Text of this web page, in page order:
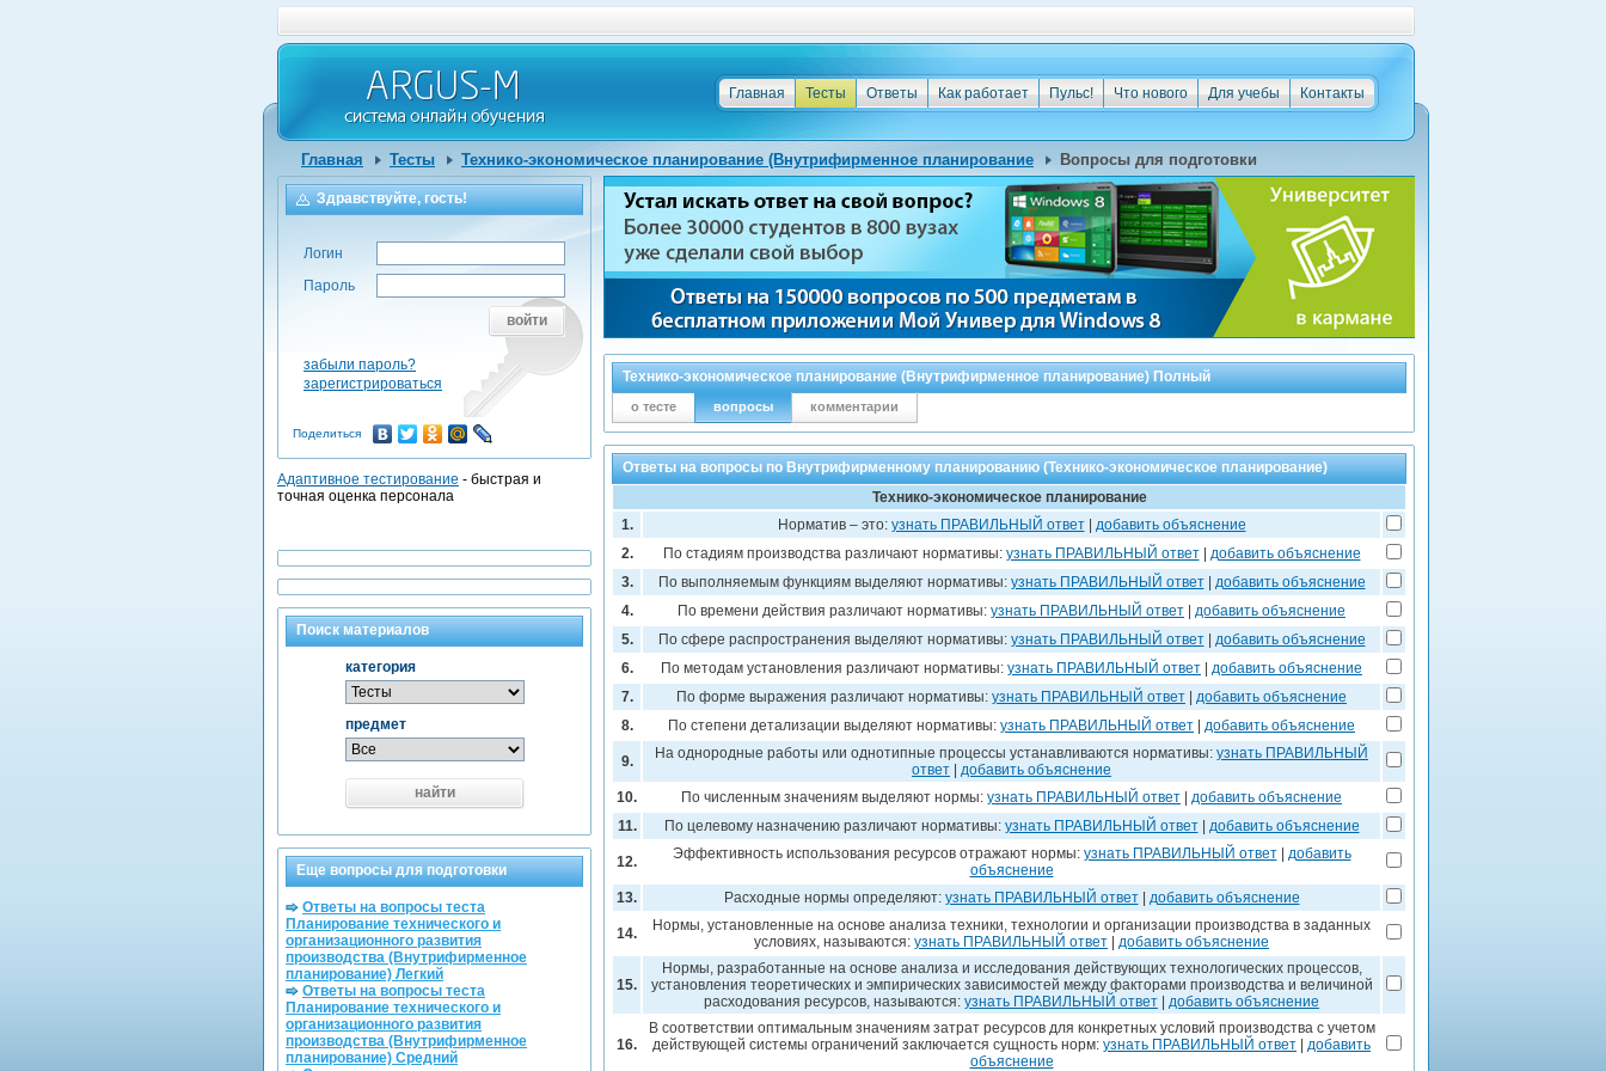
Контакты
Для учебы
Что нового
Пульс!
Как работает
Ответы
Тесты
Главная
Главная Тесты Технико-экономическое планирование (Внутрифирменное планирование Вопросы для подготовки
Технико-экономическое планирование (Внутрифирменное планирование) Полный
о тесте вопросы комментарии
Ответы на вопросы по Внутрифирменному планированию (Технико-экономическое планирование)
Технико-экономическое планирование
1.
Норматив – это: узнать ПРАВИЛЬНЫЙ ответ| добавить объяснение
2.
По стадиям производства различают нормативы: узнать ПРАВИЛЬНЫЙ ответ| добавить объяснение
3.
По выполняемым функциям выделяют нормативы: узнать ПРАВИЛЬНЫЙ ответ| добавить объяснение
4.
По времени действия различают нормативы: узнать ПРАВИЛЬНЫЙ ответ
добавить объяснение
5.
По сфере распространения выделяют нормативы: узнать ПРАВИЛЬНЫЙ ответ| добавить объяснение
6.
По методам установления различают нормативы: узнать ПРАВИЛЬНЫЙ ответ
добавить объяснение
7.
По форме выражения различают нормативы: узнать ПРАВИЛЬНЫЙ ответ
добавить объяснение
8.
По степени детализации выделяют нормативы: узнать ПРАВИЛЬНЫЙ ответ добавить объяснение
9. На однородные работы или однотипные процессы устанавливаются нормативы: узнать ПРАВИЛЬНЫЙ
ответ
добавить объяснение
10.
По численным значениям выделяют нормы: узнать ПРАВИЛЬНЫЙ ответ
добавить объяснение
11.
По целевому назначению различают нормативы: узнать ПРАВИЛЬНЫЙ ответ| добавить объяснение
12. Эффективность использования ресурсов отражают нормы: узнать ПРАВИЛЬНЫЙ ответ| добавить
объяснение
13.
Расходные нормы определяют: узнать ПРАВИЛЬНЫЙ ответ| добавить объяснение
14.
Нормы, установленные на основе анализа техники, технологии и организации производства в заданных
условиях, называются: узнать ПРАВИЛЬНЫЙ ответ добавить объяснение
15.
Нормы, разработанные на основе анализа и исследования действующих технологических процессов,
установления теоретических и эмпирических зависимостей между факторами производства и величиной
расходования ресурсов, называются: узнать ПРАВИЛЬНЫЙ ответ добавить объяснение
16.
В соответствии оптимальным значениям затрат ресурсов для конкретных условий производства с учетом
действующей системы ограничений заключается сущность норм: узнать ПРАВИЛЬНЫЙ ответ
добавить
объяснение
Здравствуйте, гость!
Логин
Пароль
войти
забыли пароль?
зарегистрироваться
Поделиться
Адаптивное тестирование - быстрая и
точная оценка персонала
Поиск материалов
категория
предмет
найти
Еще вопросы для подготовки
Ответы на вопросы теста
Планирование технического и
организационного развития
производства (Внутрифирменное
планирование) Легкий
Ответы на вопросы теста
Планирование технического и
организационного развития
производства (Внутрифирменное
планирование) Средний